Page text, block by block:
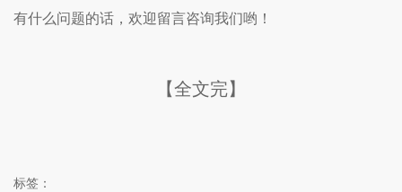
有什么问题的话，欢迎留言咨询我们哟！
【全文完】
标签：